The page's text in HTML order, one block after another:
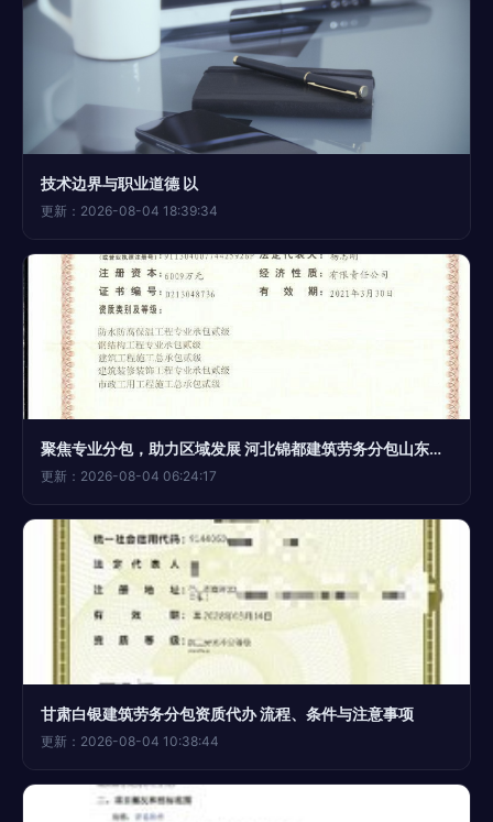
技术边界与职业道德 以
更新：2026-08-04 18:39:34
聚焦专业分包，助力区域发展 河北锦都建筑劳务分包山东分公司解析
更新：2026-08-04 06:24:17
甘肃白银建筑劳务分包资质代办 流程、条件与注意事项
更新：2026-08-04 10:38:44